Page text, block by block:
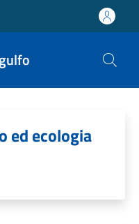
ed ecologia